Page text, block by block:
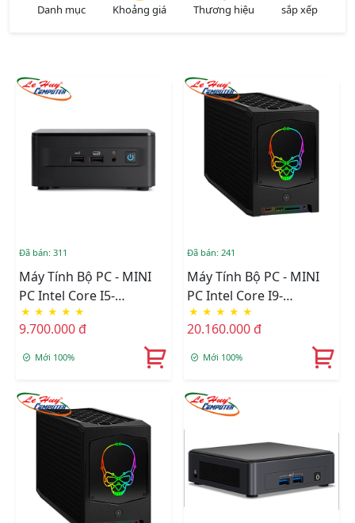
Danh mục
Khoảng giá
Thương hiệu
sắp xếp
Đã bán: 311
Máy Tính Bộ PC - MINI
PC Intel Core I5-
1240P/Ram Option/Ổ
Cứng Option/Dos
(RNUC12WSHI50000)
★ ★ ★ ★ ★
9.700.000 đ
Mới 100%
Đã bán: 241
Máy Tính Bộ PC - MINI
PC Intel Core I9-
11900KB/Intel
WM590/Ram Option/Ổ
Cứng Option/Dos
★ ★ ★ ★ ★
20.160.000 đ
Mới 100%